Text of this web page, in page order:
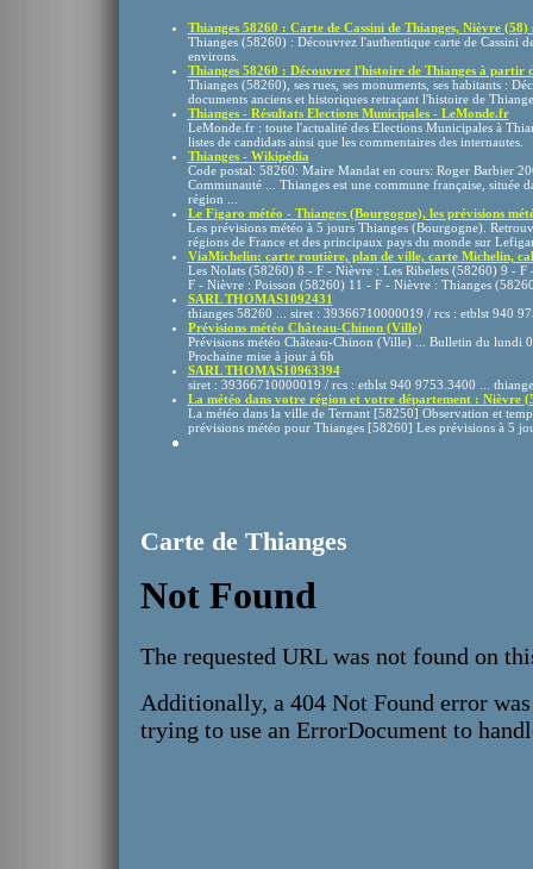
Thianges 58260 : Carte de Cassini de Thianges, Nièvre (58)
Thianges (58260) : Découvrez l'authentique carte de Cassini
environs.
Thianges 58260 : Découvrez l'histoire de Thianges à partir
Thianges (58260), ses rues, ses monuments, ses habitants :
documents anciens et historiques retraçant l'histoire de
Thianges - Résultats Elections Municipales - LeMonde.fr
LeMonde.fr : toute l'actualité des Elections Municipales à
listes de candidats ainsi que les commentaires des internautes.
Thianges - Wikipédia
Code postal: 58260: Maire Mandat en cours: Roger Barbier
Communauté ... Thianges est une commune française, située
région ...
Le Figaro météo - Thianges (Bourgogne), les prévisions
Les prévisions météo à 5 jours Thianges (Bourgogne).
régions de France et des principaux pays du monde sur
ViaMichelin: carte routière, plan de ville, carte Michelin,
Les Nolats (58260) 8 - F - Nièvre : Les Ribelets (58260) 9 -
F - Nièvre : Poisson (58260) 11 - F - Nièvre : Thianges
SARL THOMAS1092431
thianges 58260 ... siret : 39366710000019 / rcs : etblst 940
Prévisions météo Château-Chinon (Ville)
Prévisions météo Château-Chinon (Ville) ... Bulletin du lundi
Prochaine mise à jour à 6h
SARL THOMAS10963394
siret : 39366710000019 / rcs : etblst 940 9753.3400 ...
La météo dans votre région et votre département : Nièvre
La météo dans la ville de Ternant [58250] Observation et
prévisions météo pour Thianges [58260] Les prévisions à 5
Carte de Thianges